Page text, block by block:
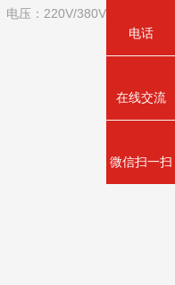
：220V/380V 可选
电话
在线交流
微信扫一扫